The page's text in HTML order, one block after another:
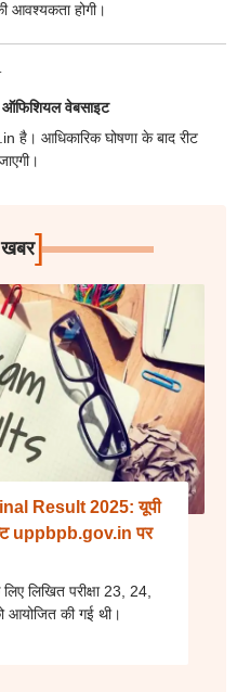
आवश्यकता होगी।
वेबसाइट
है। आधिकारिक घोषणा के बाद रीट
]
Result 2025: यूपी
uppbpb.gov.in पर
लिखित परीक्षा 23, 24,
की गई थी।